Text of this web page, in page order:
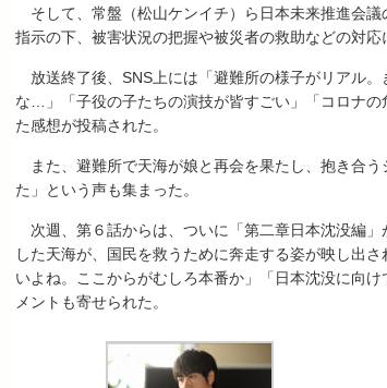
そして、常盤（松山ケンイチ）ら日本未来推進会
指示の下、被害状況の把握や被災者の救助などの対応
放送終了後、SNS上には「避難所の様子がリアル
な…」「子役の子たちの演技が皆すごい」「コロナ
た感想が投稿された。
また、避難所で天海が娘と再会を果たし、抱き合
た」という声も集まった。
次週、第６話からは、ついに「第二章日本沈没編
した天海が、国民を救うために奔走する姿が映し出
いよね。ここからがむしろ本番か」「日本沈没に向
メントも寄せられた。